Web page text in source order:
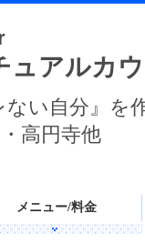
ュアルカ
い自分』を
高円寺他
メニュー/料金